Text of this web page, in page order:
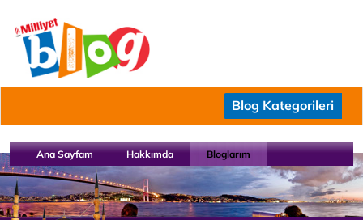
Blog Kategorileri
Ana Sayfam Hakkımda Bloglarım